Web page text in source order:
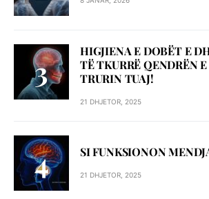
HIGJIENA E DOBËT E
TË TKURRË QENDRËN E
TRURIN TUAJ!
21 DHJETOR, 2025
SI FUNKSIONON
21 DHJETOR, 2025